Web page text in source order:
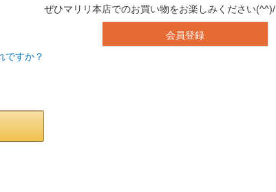
ですか？
ぜひマリリ本店でのお買い物をお楽しみください(^^)/
会員登録